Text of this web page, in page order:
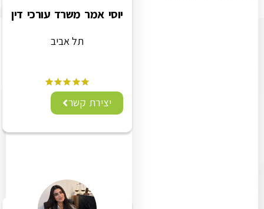
יוסי אמר משרד עורכי דין
תל אביב
יצירת קשר